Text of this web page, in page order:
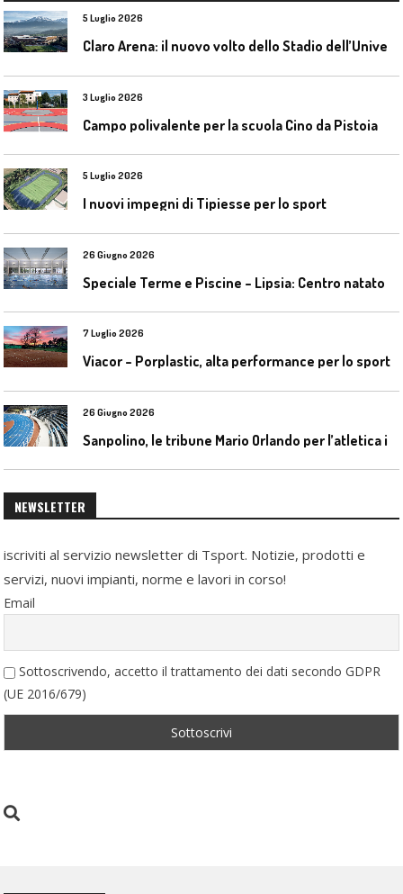
5 Luglio 2026
3 Luglio 2026
Campo polivalente per la scuola Cino da Pistoia
5 Luglio 2026
I nuovi impegni di Tipiesse per lo sport
26 Giugno 2026
7 Luglio 2026
Viacor – Porplastic, alta performance per lo sport
26 Giugno 2026
NEWSLETTER
iscriviti al servizio newsletter di Tsport. Notizie, prodotti e
servizi, nuovi impianti, norme e lavori in corso!
Email
Sottoscrivendo, accetto il trattamento dei dati secondo GDPR
(UE 2016/679)